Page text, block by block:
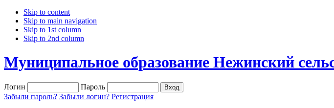
Skip to content
Skip to main navigation
Skip to 1st column
Skip to 2nd column
Муниципальное образование Нежинский
Логин
Пароль
Забыли пароль? Забыли логин? Регистрация